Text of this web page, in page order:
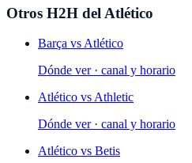
Otros H2H del Atlético
Barça vsAtlético
Dónde ver · canal y horario
Atlético vsAthletic
Dónde ver · canal y horario
Atlético vs Betis